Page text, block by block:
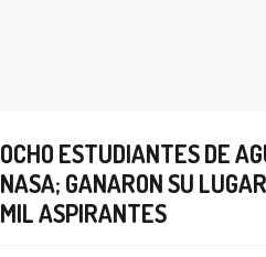
OCHO ESTUDIANTES DE
NASA; GANARON SU
MIL ASPIRANTES